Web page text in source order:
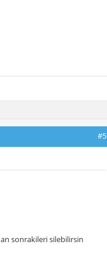
#5
sonrakileri silebilirsin